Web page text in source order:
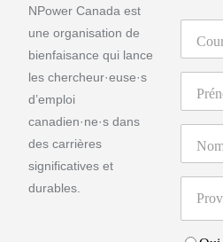
NPower Canada est
une organisation de
bienfaisance qui lance
les chercheur·euse·s
d’emploi
canadien·ne·s dans
des carrières
significatives et
durables.